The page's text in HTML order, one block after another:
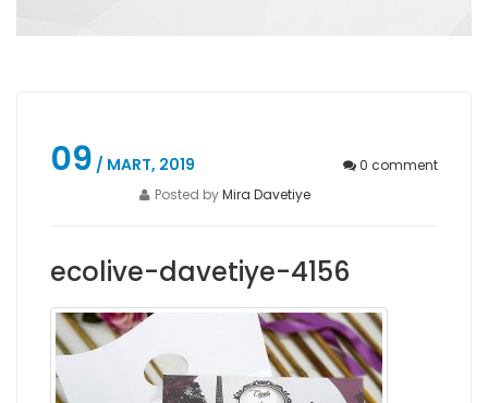
09 / MART, 2019 0 comment
Posted byMira Davetiye
ecolive-davetiye-4156